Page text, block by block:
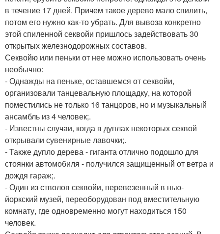
в течение 17 дней. Причем такое дерево мало спилить,
потом его нужно как-то убрать. Для вывоза конкретно
этой спиленной секвойи пришлось задействовать 30
открытых железнодорожных составов.
Секвойю или пеньки от нее можно использовать очень
необычно:
- Однажды на пеньке, оставшемся от секвойи,
организовали танцевальную площадку, на которой
поместились не только 16 танцоров, но и музыкальный
ансамбль из 4 человек;.
- Известны случаи, когда в дуплах некоторых секвой
открывали сувенирные лавочки;.
- Также дупло дерева - гиганта отлично подошло для
стоянки автомобиля - получился защищенный от ветра и
дождя гараж;.
- Один из стволов секвойи, перевезенный в нью-
йоркский музей, переоборудован под вместительную
комнату, где одновременно могут находиться 150
человек.